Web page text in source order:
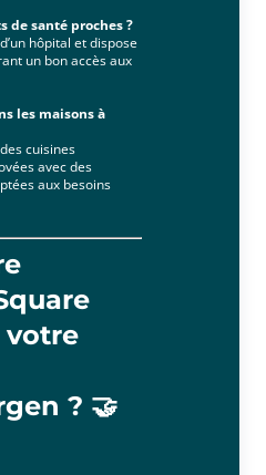
de santé proches ?
hôpital et dispose
un bon accès aux
les maisons à
cuisines
avec des
aux besoins
votre
? 🤝